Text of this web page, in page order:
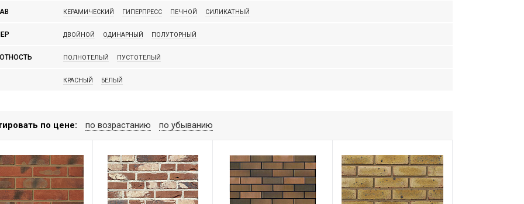
ТУЛА ФОКИНО ЭНГЕЛЬС ЯРОСЛАВЛЬ BRAER CRH
RAUF TEREX WIENERBERGER
КЕРАМИЧЕСКИЙ ГИПЕРПРЕСС ПЕЧНОЙ СИЛИКАТНЫЙ
ДВОЙНОЙ ОДИНАРНЫЙ ПОЛУТОРНЫЙ
ПОЛНОТЕЛЫЙ ПУСТОТЕЛЫЙ
КРАСНЫЙ БЕЛЫЙ
по цене: по возрастанию по убыванию